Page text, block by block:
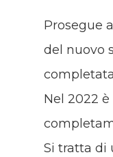
Prosegue
del nuovo
Nel 2022 è
Si tratta di